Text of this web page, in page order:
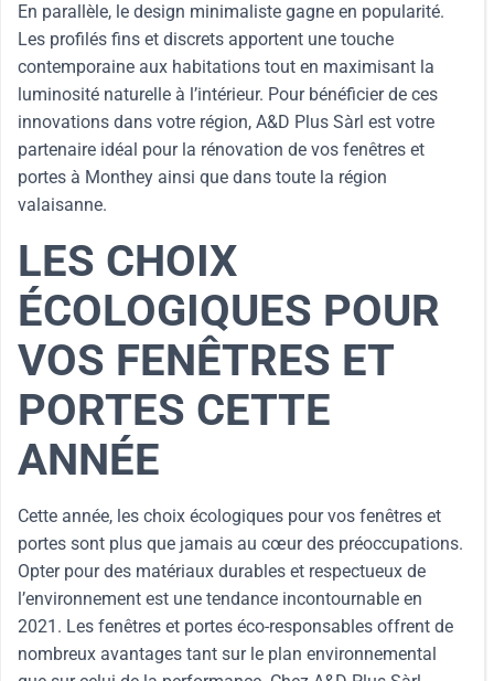
En parallèle, le design minimaliste gagne en popularité.
Les profilés fins et discrets apportent une touche
contemporaine aux habitations tout en maximisant la
luminosité naturelle à l’intérieur. Pour bénéficier de ces
innovations dans votre région, A&D Plus Sàrl est votre
partenaire idéal pour la rénovation de vos fenêtres et
portes à Monthey ainsi que dans toute la région
valaisanne.
LES CHOIX
ÉCOLOGIQUES POUR
VOS FENÊTRES ET
PORTES CETTE
ANNÉE
Cette année, les choix écologiques pour vos fenêtres et
portes sont plus que jamais au cœur des préoccupations.
Opter pour des matériaux durables et respectueux de
l’environnement est une tendance incontournable en
2021. Les fenêtres et portes éco-responsables offrent de
nombreux avantages tant sur le plan environnemental